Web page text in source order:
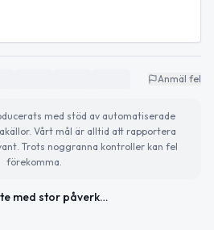
Anmäl fel
med stöd av automatiserade
Vårt mål är alltid att rapportera
Trots noggranna kontroller kan fel
förekomma.
Vägarbete med stor påverkan på Väg 13 mellan Spången och Brohuset